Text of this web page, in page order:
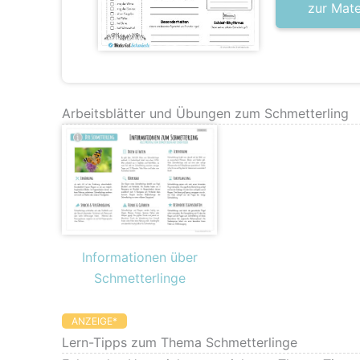
zur
Arbeitsblätter und Übungen zum Schmetterling
Informationen über
Schmetterlinge
ANZEIGE*
Lern-Tipps zum Thema Schmetterlinge